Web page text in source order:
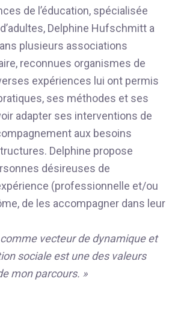
de l’éducation, spécialisée
Delphine Hufschmitt a
plusieurs associations
reconnues organismes de
expériences lui ont permis
ses méthodes et ses
adapter ses interventions de
aux besoins
Delphine propose
désireuses de
(professionnelle et/ou
de les accompagner dans leur
vecteur de dynamique et
sociale est une des valeurs
mon parcours. »